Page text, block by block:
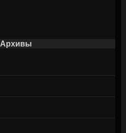
Архивы